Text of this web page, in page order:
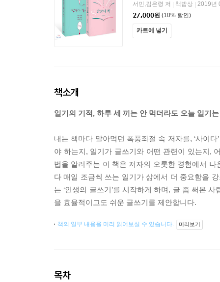
서민,김은령 저
책밥상
2019년
27,000원 (10% 할인)
카트에 넣기
책소개
일기의 기적, 하루 세 끼는 안 먹더라도 오늘 일기
내는 책마다 말아먹던 폭풍좌절 속 저자를, ‘사이
야 하는지, 일기가 글쓰기와 어떤 관련이 있는지,
법을 알려주는 이 책은 저자의 오롯한 경험에서
다 매일 조금씩 쓰는 일기가 삶에서 더 중요함을
는 ‘인생의 글쓰기’를 시작하게 하며, 글 좀 써본
을 효율적이고도 쉬운 글쓰기를 제안합니다.
책의 일부 내용을 미리 읽어보실 수 있습니다. 미리보기
목차